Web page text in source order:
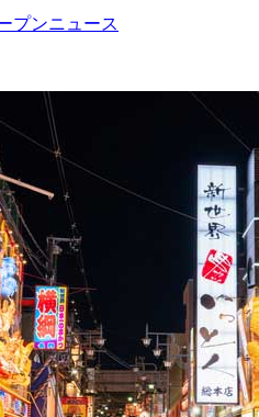
プンニュース